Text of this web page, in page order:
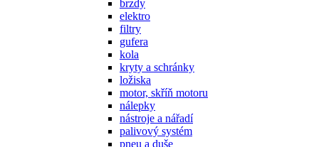
brzdy
elektro
filtry
gufera
kola
kryty a schránky
ložiska
motor, skříň motoru
nálepky
nástroje a nářadí
palivový systém
pneu a duše